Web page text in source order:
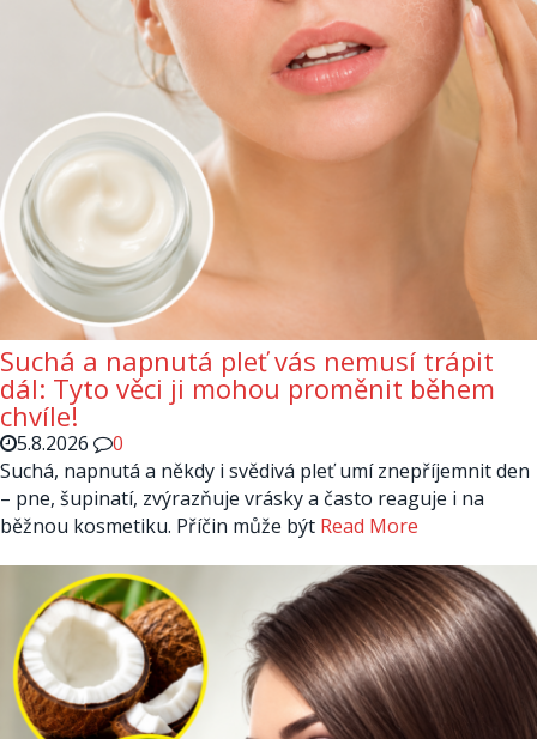
Suchá a napnutá pleť vás nemusí trápit
dál: Tyto věci ji mohou proměnit během
chvíle!
5.8.2026
0
Suchá, napnutá a někdy i svědivá pleť umí znepříjemnit den
– pne, šupinatí, zvýrazňuje vrásky a často reaguje i na
běžnou kosmetiku. Příčin může být Read More